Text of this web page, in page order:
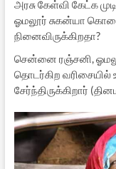
அரசு கேள்வி கேட்க
ஓமலூர் சுகன்யா
நினைவிருக்கிறதா?
சென்னை ரஞ்சனி,
தொடர்கிற வரிசையில்
சேர்ந்திருக்கிறார்